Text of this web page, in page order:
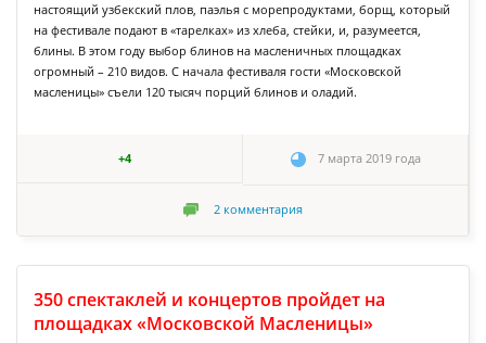
настоящий узбекский плов, паэлья с морепродуктами, борщ, который
на фестивале подают в «тарелках» из хлеба, стейки, и, разумеется,
блины. В этом году выбор блинов на масленичных площадках
огромный – 210 видов. С начала фестиваля гости «Московской
масленицы» съели 120 тысяч порций блинов и оладий.
+4 7 марта 2019 года
2 комментария
350 спектаклей и концертов пройдет на
площадках «Московской Масленицы»